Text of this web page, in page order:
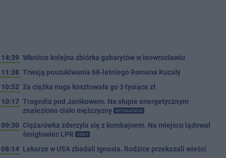
14:39 Wkrótce kolejna zbiórka gabarytów w Inowrocławiu
11:38 Trwają poszukiwania 68-letniego Romana Kucały
10:52 Za ciężka noga kosztowała go 3 tysiące zł
10:17 Tragedia pod Janikowem. Na słupie energetycznym
znaleziono ciało mężczyzny
AKTUALIZACJA
09:30 Ciężarówka zderzyła się z kombajnem. Na miejscu lądował
śmigłowiec LPR
VIDEO
08:14 Lekarze w USA zbadali Ignasia. Rodzice przekazali wieści